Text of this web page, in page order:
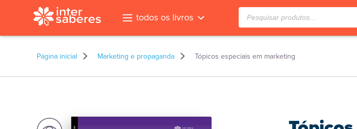
todos os livros
Pesquisar
produtos
Página inicial Marketing e propaganda Tópicos especiais em marketing